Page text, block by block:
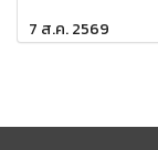
7 ส.ค. 2569